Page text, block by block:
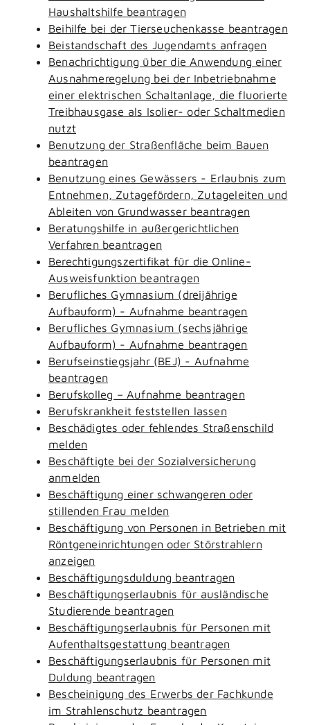
Haushaltshilfe beantragen
Beihilfe bei der Tierseuchenkasse beantragen
Beistandschaft des Jugendamts anfragen
Benachrichtigung über die Anwendung einer
Ausnahmeregelung bei der Inbetriebnahme
einer elektrischen Schaltanlage, die fluorierte
Treibhausgase als Isolier- oder Schaltmedien
nutzt
Benutzung der Straßenfläche beim Bauen
beantragen
Benutzung eines Gewässers - Erlaubnis zum
Entnehmen, Zutagefördern, Zutageleiten und
Ableiten von Grundwasser beantragen
Beratungshilfe in außergerichtlichen
Verfahren beantragen
Berechtigungszertifikat für die Online-
Ausweisfunktion beantragen
Berufliches Gymnasium (dreijährige
Aufbauform) - Aufnahme beantragen
Berufliches Gymnasium (sechsjährige
Aufbauform) - Aufnahme beantragen
Berufseinstiegsjahr (BEJ) - Aufnahme
beantragen
Berufskolleg – Aufnahme beantragen
Berufskrankheit feststellen lassen
Beschädigtes oder fehlendes Straßenschild
melden
Beschäftigte bei der Sozialversicherung
anmelden
Beschäftigung einer schwangeren oder
stillenden Frau melden
Beschäftigung von Personen in Betrieben mit
Röntgeneinrichtungen oder Störstrahlern
anzeigen
Beschäftigungsduldung beantragen
Beschäftigungserlaubnis für ausländische
Studierende beantragen
Beschäftigungserlaubnis für Personen mit
Aufenthaltsgestattung beantragen
Beschäftigungserlaubnis für Personen mit
Duldung beantragen
Bescheinigung des Erwerbs der Fachkunde
im Strahlenschutz beantragen